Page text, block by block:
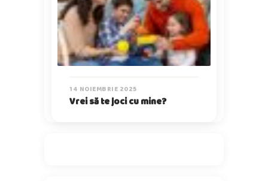
14 NOIEMBRIE 2025
Vrei să te joci cu mine?